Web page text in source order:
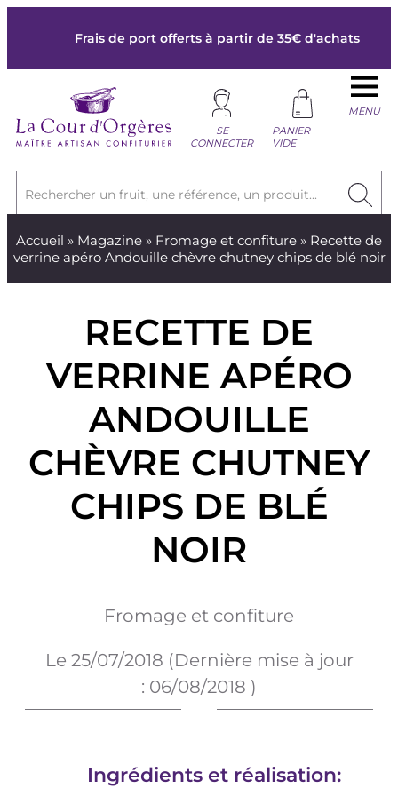
Frais de port offerts à partir de 35€ d'achats
Rechercher un fruit, une référence, un produit...
SE
CONNECTER
PANIER
VIDE
MENU
Accueil » Magazine » Fromage et confiture » Recette de
verrine apéro Andouille chèvre chutney chips de blé noir
RECETTE DE
VERRINE APÉRO
ANDOUILLE
CHÈVRE CHUTNEY
CHIPS DE BLÉ
NOIR
Fromage et confiture
Le 25/07/2018 (Dernière mise à jour
: 06/08/2018 )
Ingrédients et réalisation: